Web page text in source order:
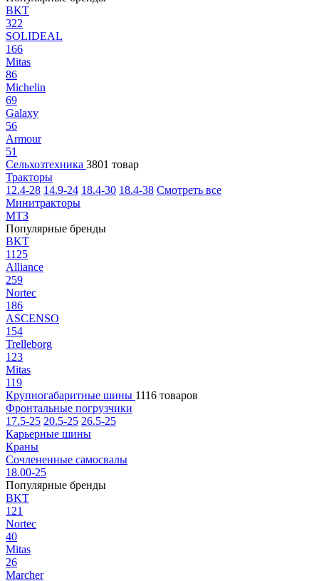
BKT
322
SOLIDEAL
166
Mitas
86
Michelin
69
Galaxy
56
Armour
51
Сельхозтехника 3801 товар
Тракторы
12.4-28 14.9-24 18.4-30 18.4-38 Смотреть все
Минитракторы
МТЗ
Популярные бренды
BKT
1125
Alliance
259
Nortec
186
ASCENSO
154
Trelleborg
123
Mitas
119
Крупногабаритные шины 1116 товаров
Фронтальные погрузчики
17.5-25 20.5-25 26.5-25
Карьерные шины
Краны
Сочлененные самосвалы
18.00-25
Популярные бренды
BKT
121
Nortec
40
Mitas
26
Marcher